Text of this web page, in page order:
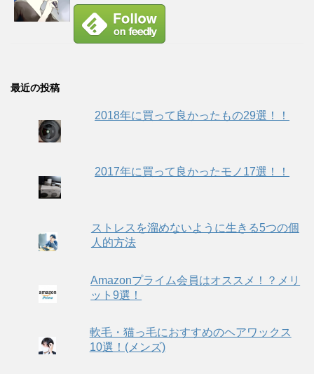
最近の投稿
2018年に買って良かったもの29選！！
2017年に買って良かったモノ17選！！
ストレスを溜めないように生きる5つの個
人的方法
Amazonプライム会員はオススメ！？メリ
ット9選！
軟毛・猫っ毛におすすめのヘアワックス
10選！(メンズ)